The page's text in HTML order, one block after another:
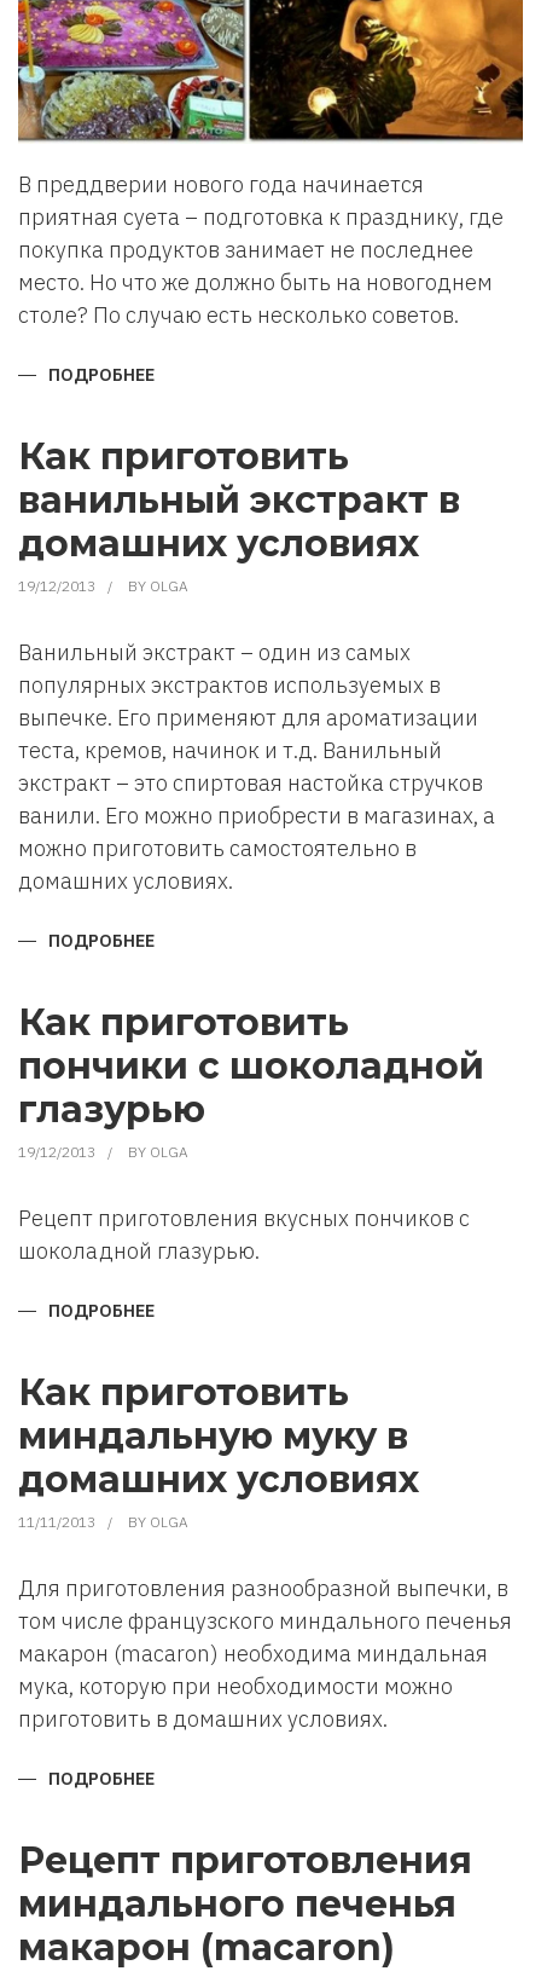
В преддверии нового года начинается
приятная суета – подготовка к празднику, где
покупка продуктов занимает не последнее
место. Но что же должно быть на новогоднем
столе? По случаю есть несколько советов.
ПОДРОБНЕЕ
НОВОГОДНЕМ
СТОЛЕ.
Как приготовить
ванильный экстракт в
домашних условиях
19/12/2013 BY OLGA
Ванильный экстракт – один из самых
популярных экстрактов используемых в
выпечке. Его применяют для ароматизации
теста, кремов, начинок и т.д. Ванильный
экстракт – это спиртовая настойка стручков
ванили. Его можно приобрести в магазинах, а
можно приготовить самостоятельно в
домашних условиях.
ПОДРОБНЕЕ
В
ДОМАШНИХ
УСЛОВИЯХ
Как приготовить
пончики с шоколадной
глазурью
19/12/2013 BY OLGA
Рецепт приготовления вкусных пончиков с
шоколадной глазурью.
ПОДРОБНЕЕ
ШОКОЛАДНОЙ
ГЛАЗУРЬЮ
Как приготовить
миндальную муку в
домашних условиях
11/11/2013 BY OLGA
Для приготовления разнообразной выпечки, в
том числе французского миндального печенья
макарон (macaron) необходима миндальная
мука, которую при необходимости можно
приготовить в домашних условиях.
ПОДРОБНЕЕ
В
ДОМАШНИХ
УСЛОВИЯХ
Рецепт приготовления
миндального печенья
макарон (macaron)